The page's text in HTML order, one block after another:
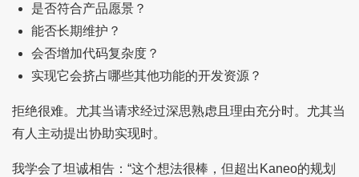
是否符合产品愿景？
能否长期维护？
会否增加代码复杂度？
实现它会挤占哪些其他功能的开发资源？
拒绝很难。尤其当请求经过深思熟虑且理由充分时。尤其当
有人主动提出协助实现时。
我学会了坦诚相告：“这个想法很棒，但超出Kaneo的规划